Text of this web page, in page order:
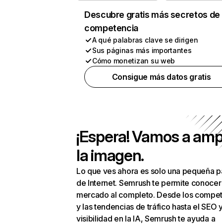
Descubre gratis más secretos de
competencia
A qué palabras clave se dirigen
Sus páginas más importantes
Cómo monetizan su web
Consigue más datos gratis
¡Espera! Vamos a
la imagen.
Lo que ves ahora es solo una pequeña
de Internet. Semrush te permite
mercado al completo. Desde los
y las tendencias de tráfico hasta el SEO
visibilidad en la IA, Semrush te ayuda a